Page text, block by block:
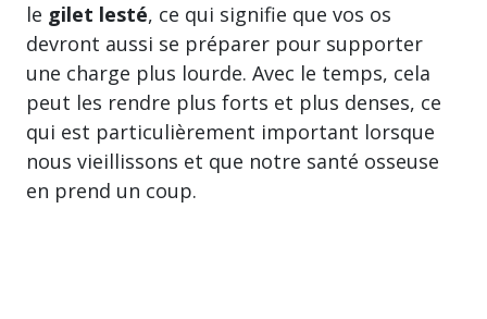
le gilet lesté, ce qui signifie que vos os
devront aussi se préparer pour supporter
une charge plus lourde. Avec le temps, cela
peut les rendre plus forts et plus denses, ce
qui est particulièrement important lorsque
nous vieillissons et que notre santé osseuse
en prend un coup.